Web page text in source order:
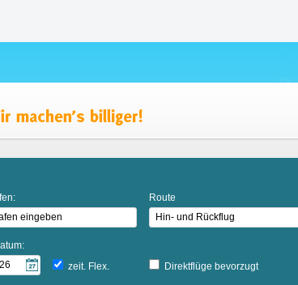
Route
zeit. Flex.
Direktflüge bevorzugt